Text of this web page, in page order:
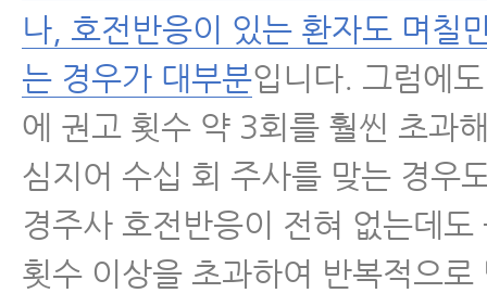
나, 호전반응이 있는 환자도 며칠
는 경우가 대부분입니다. 그럼에
에 권고 횟수 약 3회를 훨씬 초과
심지어 수십 회 주사를 맞는 경우
경주사 호전반응이 전혀 없는데도
횟수 이상을 초과하여 반복적으로